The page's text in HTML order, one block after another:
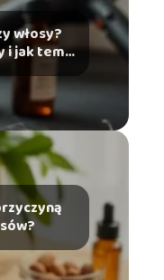
włosy?
i jak temu